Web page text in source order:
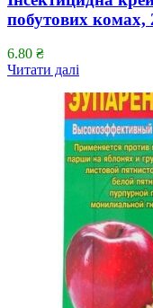
побутових комах,
6.80 ₴
Читати далі